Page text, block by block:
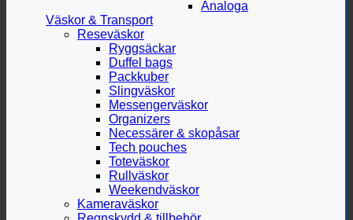
Analoga
Väskor & Transport
Reseväskor
Ryggsäckar
Duffel bags
Packkuber
Slingväskor
Messengerväskor
Organizers
Necessärer & skopåsar
Tech pouches
Toteväskor
Rullväskor
Weekendväskor
Kameraväskor